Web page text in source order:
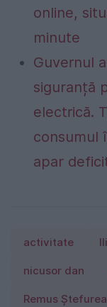
online,
minute
Guvernul
siguranță
electrică.
consumul
apar
activitate
nicusor dan
Remus